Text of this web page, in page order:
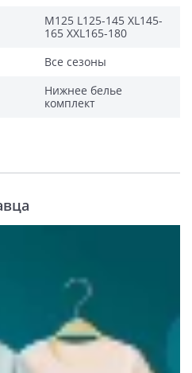
M125 L125-145 XL145-
165 XXL165-180
Все сезоны
Нижнее белье
комплект